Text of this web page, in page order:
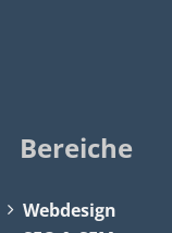
Bereiche
Webdesign